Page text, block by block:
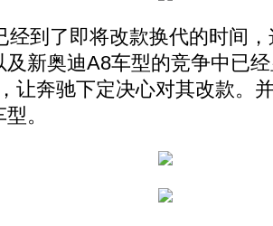
到了即将改款换代的时间，
及新奥迪A8车型的竞争中已
让奔驰下定决心对其改款。
。